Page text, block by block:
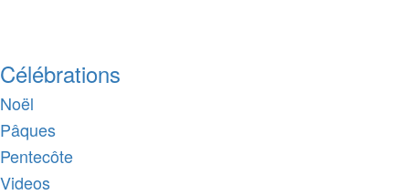
Célébrations
Noël
Pâques
Pentecôte
Videos